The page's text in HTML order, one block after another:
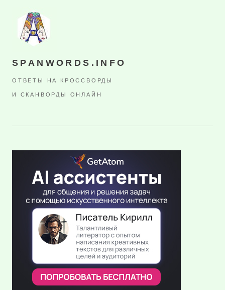
SPANWORDS.INFO
ОТВЕТЫ НА КРОССВОРДЫ
И СКАНВОРДЫ ОНЛАЙН